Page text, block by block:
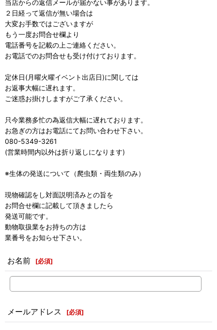
当店からの返信メールが届かない事があります。
２日経って返信が無い場合は
大変お手数ではございますが
もう一度お問合せ欄より
電話番号を記載の上ご連絡ください。
お電話でのお問合せも受け付けております。
定休日(月曜火曜イベント出店日)に関しては
お返事大幅に遅れます。
ご迷惑お掛けしますがご了承ください。
只今業務多忙の為返信大幅に遅れております。
お急ぎの方はお電話にてお問い合わせ下さい。
080-5349-3261
(営業時間内以外は折り返しになります)
※生体の発送について（爬虫類・両生類のみ）
現物確認をし対面説明済みとの旨を
お問合せ欄に記載して頂きましたら
発送可能です。
動物取扱業をお持ちの方は
業番号をお知らせ下さい。
お名前 [必須]
メールアドレス [必須]